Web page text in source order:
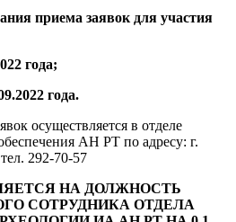
приема заявок для участия
года;
года.
осуществляется в отделе
АН РТ по адресу: г.
292-70-57
НА ДОЛЖНОСТЬ
СОТРУДНИКА ОТДЕЛА